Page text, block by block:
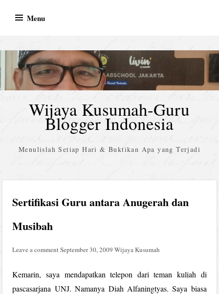
Menu
Wijaya Kusumah-Guru
Blogger Indonesia
Menulislah Setiap Hari & Buktikan Apa yang Terjadi
Sertifikasi Guru antara Anugerah dan
Musibah
Leave a comment September 30, 2009 Wijaya Kusumah
Kemarin, saya mendapatkan telepon dari teman kuliah di
pascasarjana UNJ. Namanya Diah Alfaningtyas. Saya biasa